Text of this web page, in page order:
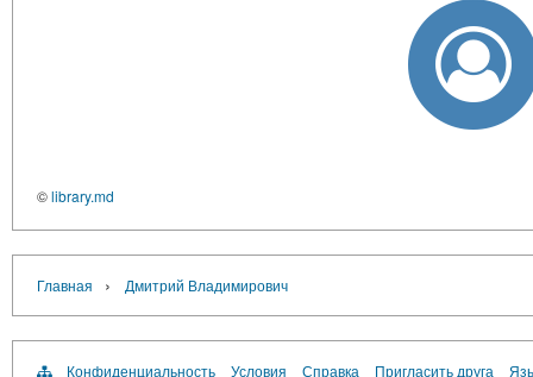
©library.md
Главная › Дмитрий Владимирович
Конфиденциальность Условия Справка Пригласить друга